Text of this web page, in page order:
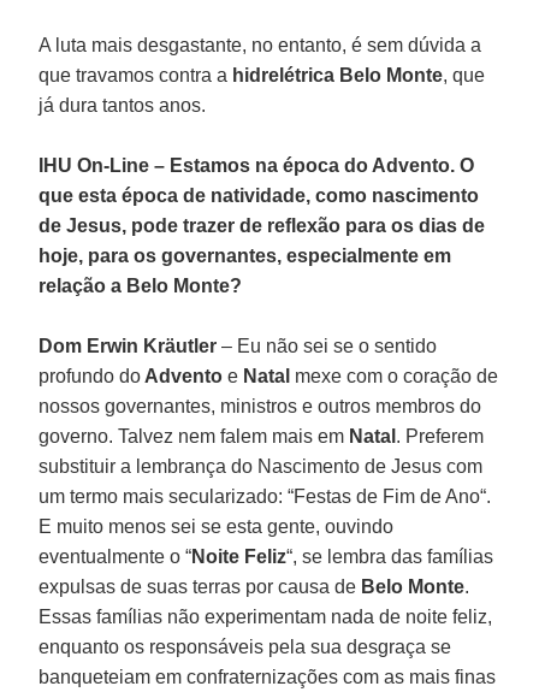
A luta mais desgastante, no entanto, é sem dúvida a
que travamos contra a hidrelétrica Belo Monte, que
já dura tantos anos.
IHU On-Line – Estamos na época do Advento. O
que esta época de natividade, como nascimento
de Jesus, pode trazer de reflexão para os dias de
hoje, para os governantes, especialmente em
relação a Belo Monte?
Dom Erwin Kräutler– Eu não sei se o sentido
profundo do Advento e Natal mexe com o coração de
nossos governantes, ministros e outros membros do
governo. Talvez nem falem mais em Natal . Preferem
substituir a lembrança do Nascimento de Jesus com
um termo mais secularizado: “Festas de Fim de Ano“.
E muito menos sei se esta gente, ouvindo
eventualmente o “Noite Feliz“, se lembra das famílias
expulsas de suas terras por causa de Belo Monte.
Essas famílias não experimentam nada de noite feliz,
enquanto os responsáveis pela sua desgraça se
banqueteiam em confraternizações com as mais finas